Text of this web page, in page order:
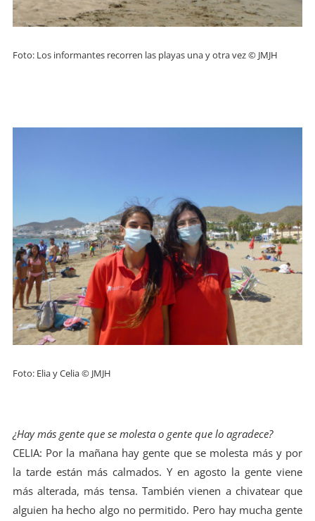
Foto: Los informantes recorren las playas una y otra vez © JMJH
Foto: Elia y Celia © JMJH
¿Hay más gente que se molesta o gente que lo agradece?
CELIA: Por la mañana hay gente que se molesta más y por
la tarde están más calmados. Y en agosto la gente viene
más alterada, más tensa. También vienen a chivatear que
alguien ha hecho algo no permitido. Pero hay mucha gente